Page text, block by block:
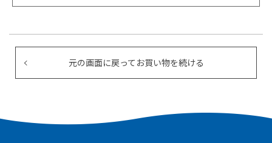
元の画面に戻ってお買い物を続ける